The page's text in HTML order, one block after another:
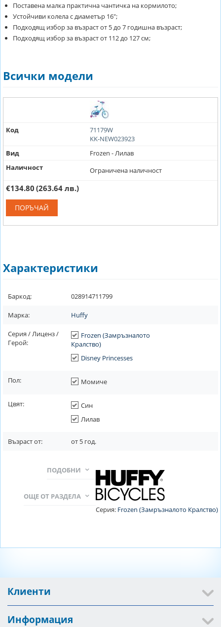
Поставена малка практична чантичка на кормилото;
Устойчиви колела с диаметър 16";
Подходящ избор за възраст от 5 до 7 годишна възраст;
Подходящ избор за възраст от 112 до 127 см;
Всички модели
Код
71179W
KK-NEW023923
Вид
Frozen - Лилав
Наличност
Ограничена наличност
€134.80 (263.64 лв.)
ПОРЪЧАЙ
Характеристики
Баркод: 028914711799
Марка: Huffy
Серия / Лиценз /
Герой:
Frozen (Замръзналото
Кралство)
Disney Princesses
Пол: Момиче
Цвят:
Син
Лилав
Възраст от: от 5 год.
Серия: Frozen (Замръзналото Кралство)
ПОДОБНИ
ОЩЕ ОТ РАЗДЕЛА
Клиенти
Информация